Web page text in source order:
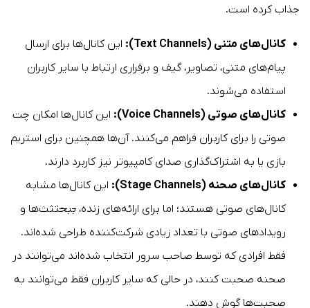
جذاب کرده است.
کانال‌های متنی (Text Channels
): این کانال‌ها برای ارسال
پیام‌های متنی، تصاویر، گیف و برقراری ارتباط با سایر کاربران
استفاده می‌شوند.
کانال‌های صوتی (Voice Channels
): این کانال‌ها امکان چت
صوتی را برای کاربران فراهم می‌کنند. آن‌ها همچنین برای استریم
بازی یا به اشتراک‌گذاری صدای کامپیوتر نیز کاربرد دارند.
کانال‌های صحنه (Stage Channels
): این کانال‌ها مشابه
کانال‌های صوتی هستند؛ اما برای ارائه‌های زنده، ببحثثث‌ها و
رویدادهای صوتی با تعداد زیادی شرکت‌کننده طراحی شده‌اند.
فقط افرادی که توسط صاحب سرور انتخاب شده‌اند می‌توانند در
صحنه صحبت کنند، در حالی که سایر کاربران فقط می‌توانند به
صحبت‌ها گوش دهند.